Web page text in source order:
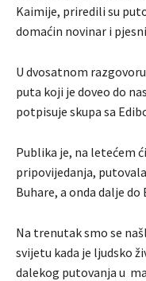
Kaimije, priredili su
domaćin novinar i
U dvosatnom
puta koji je doveo do
potpisuje skupa sa
Publika je, na letećem
pripovijedanja,
Buhare, a onda dalje do
Na trenutak smo se
svijetu kada je ljudsko
dalekog putovanja u